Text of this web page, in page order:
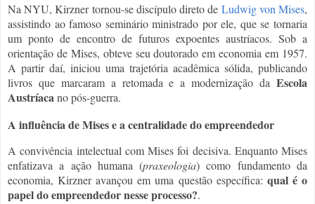
Na NYU, Kirzner tornou-se discípulo direto de Ludwig von Mises,
assistindo ao famoso seminário ministrado por ele, que se tornaria
um ponto de encontro de futuros expoentes austríacos. Sob a
orientação de Mises, obteve seu doutorado em economia em 1957.
A partir daí, iniciou uma trajetória acadêmica sólida, publicando
livros que marcaram a retomada e a modernização da Escola
Austríacano pós-guerra.
A influência de Mises e a centralidade do empreendedor
A convivência intelectual com Mises foi decisiva. Enquanto Mises
enfatizava a ação humana (praxeologia) como fundamento da
economia, Kirzner avançou em uma questão específica: qual é o
papel do empreendedor nesse processo?.